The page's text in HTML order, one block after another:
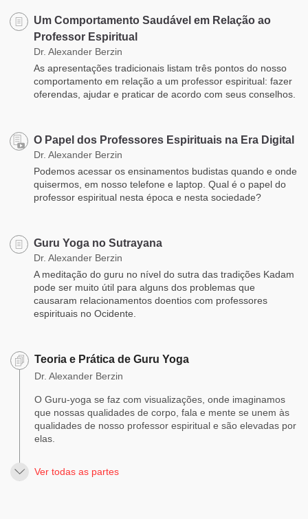
Um Comportamento Saudável em Relação ao
Professor Espiritual
Dr. Alexander Berzin
As apresentações tradicionais listam três pontos do nosso
comportamento em relação a um professor espiritual: fazer
oferendas, ajudar e praticar de acordo com seus conselhos.
O Papel dos Professores Espirituais na Era Digital
Dr. Alexander Berzin
Podemos acessar os ensinamentos budistas quando e onde
quisermos, em nosso telefone e laptop. Qual é o papel do
professor espiritual nesta época e nesta sociedade?
Guru Yoga no Sutrayana
Dr. Alexander Berzin
A meditação do guru no nível do sutra das tradições Kadam
pode ser muito útil para alguns dos problemas que
causaram relacionamentos doentios com professores
espirituais no Ocidente.
Teoria e Prática de Guru Yoga
Dr. Alexander Berzin
O Guru-yoga se faz com visualizações, onde imaginamos
que nossas qualidades de corpo, fala e mente se unem às
qualidades de nosso professor espiritual e são elevadas por
elas.
Ver todas as partes